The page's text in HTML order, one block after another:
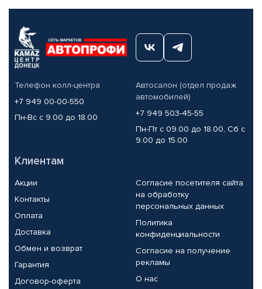
Телефон колл-центра
+7 949 00-00-550
Пн-Вс с 9.00 до 18.00
Автосалон (отдел продаж
автомобилей)
+7 949 503-45-55
Пн-Пт с 09.00 до 18.00, Сб с
9.00 до 15.00
Клиентам
Акции
Контакты
Оплата
Доставка
Обмен и возврат
Гарантия
Договор-оферта
Согласие посетителя сайта
на обработку
персональных данных
Политика
конфиденциальности
Согласие на получение
рекламы
О нас